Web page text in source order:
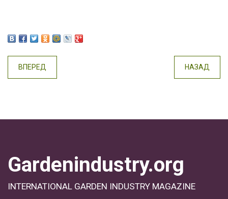
ВПЕРЕД НАЗАД
Gardenindustry.org
INTERNATIONAL GARDEN INDUSTRY MAGAZINE